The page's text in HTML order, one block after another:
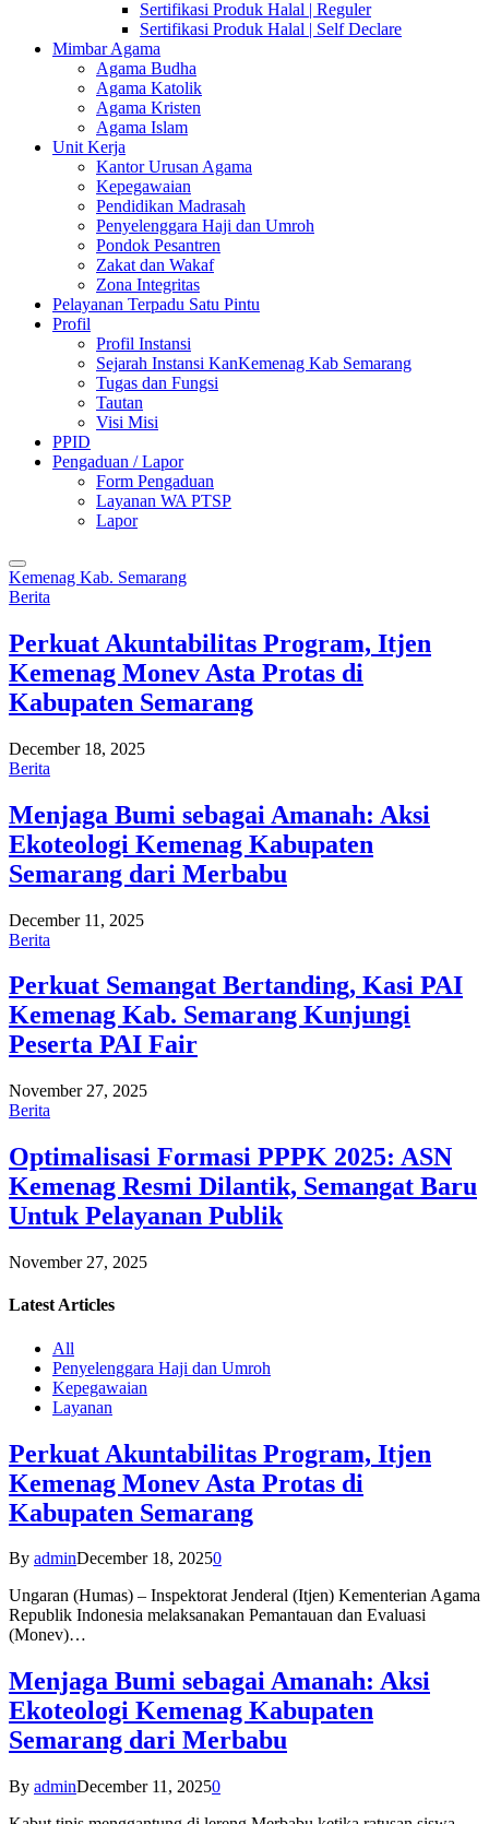
Sertifikasi Produk Halal | Reguler
Sertifikasi Produk Halal | Self Declare
Mimbar Agama
Agama Budha
Agama Katolik
Agama Kristen
Agama Islam
Unit Kerja
Kantor Urusan Agama
Kepegawaian
Pendidikan Madrasah
Penyelenggara Haji dan Umroh
Pondok Pesantren
Zakat dan Wakaf
Zona Integritas
Pelayanan Terpadu Satu Pintu
Profil
Profil Instansi
Sejarah Instansi KanKemenag Kab Semarang
Tugas dan Fungsi
Tautan
Visi Misi
PPID
Pengaduan / Lapor
Form Pengaduan
Layanan WA PTSP
Lapor
Kemenag Kab. Semarang
Berita
Perkuat Akuntabilitas Program, Itjen
Kemenag Monev Asta Protas di
Kabupaten Semarang
December 18, 2025
Berita
Menjaga Bumi sebagai Amanah: Aksi
Ekoteologi Kemenag Kabupaten
Semarang dari Merbabu
December 11, 2025
Berita
Perkuat Semangat Bertanding, Kasi PAI
Kemenag Kab. Semarang Kunjungi
Peserta PAI Fair
November 27, 2025
Berita
Optimalisasi Formasi PPPK 2025: ASN
Kemenag Resmi Dilantik, Semangat Baru
Untuk Pelayanan Publik
November 27, 2025
Latest Articles
All
Penyelenggara Haji dan Umroh
Kepegawaian
Layanan
Perkuat Akuntabilitas Program, Itjen
Kemenag Monev Asta Protas di
Kabupaten Semarang
By adminDecember 18, 20250
Ungaran (Humas) – Inspektorat Jenderal (Itjen) Kementerian Agama
Republik Indonesia melaksanakan Pemantauan dan Evaluasi
(Monev)…
Menjaga Bumi sebagai Amanah: Aksi
Ekoteologi Kemenag Kabupaten
Semarang dari Merbabu
By adminDecember 11, 20250